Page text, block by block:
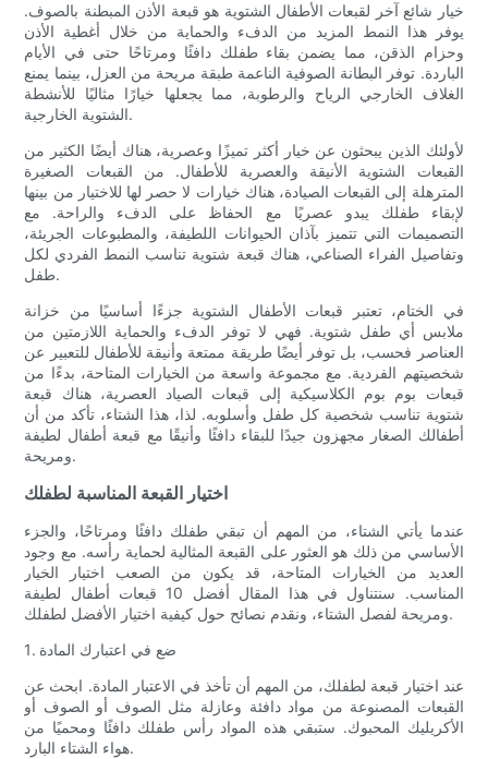
خيار شائع آخر لقبعات الأطفال الشتوية هو قبعة الأذن المبطنة بالصوف.
يوفر هذا النمط المزيد من الدفء والحماية من خلال أغطية الأذن
وحزام الذقن، مما يضمن بقاء طفلك دافئًا ومرتاحًا حتى في الأيام
الباردة. توفر البطانة الصوفية الناعمة طبقة مريحة من العزل، بينما يمنع
الغلاف الخارجي الرياح والرطوبة، مما يجعلها خيارًا مثاليًا للأنشطة
الشتوية الخارجية.
لأولئك الذين يبحثون عن خيار أكثر تميزًا وعصرية، هناك أيضًا الكثير من
القبعات الشتوية الأنيقة والعصرية للأطفال. من القبعات الصغيرة
المترهلة إلى القبعات الصيادة، هناك خيارات لا حصر لها للاختيار من بينها
لإبقاء طفلك يبدو عصريًا مع الحفاظ على الدفء والراحة. مع
التصميمات التي تتميز بآذان الحيوانات اللطيفة، والمطبوعات الجريئة،
وتفاصيل الفراء الصناعي، هناك قبعة شتوية تناسب النمط الفردي لكل
طفل.
في الختام، تعتبر قبعات الأطفال الشتوية جزءًا أساسيًا من خزانة
ملابس أي طفل شتوية. فهي لا توفر الدفء والحماية اللازمتين من
العناصر فحسب، بل توفر أيضًا طريقة ممتعة وأنيقة للأطفال للتعبير عن
شخصيتهم الفردية. مع مجموعة واسعة من الخيارات المتاحة، بدءًا من
قبعات بوم بوم الكلاسيكية إلى قبعات الصياد العصرية، هناك قبعة
شتوية تناسب شخصية كل طفل وأسلوبه. لذا، هذا الشتاء، تأكد من أن
أطفالك الصغار مجهزون جيدًا للبقاء دافئًا وأنيقًا مع قبعة أطفال لطيفة
ومريحة.
اختيار القبعة المناسبة لطفلك
عندما يأتي الشتاء، من المهم أن تبقي طفلك دافئًا ومرتاحًا، والجزء
الأساسي من ذلك هو العثور على القبعة المثالية لحماية رأسه. مع وجود
العديد من الخيارات المتاحة، قد يكون من الصعب اختيار الخيار
المناسب. سنتناول في هذا المقال أفضل 10 قبعات أطفال لطيفة
ومريحة لفصل الشتاء، ونقدم نصائح حول كيفية اختيار الأفضل لطفلك.
1. ضع في اعتبارك المادة
عند اختيار قبعة لطفلك، من المهم أن تأخذ في الاعتبار المادة. ابحث عن
القبعات المصنوعة من مواد دافئة وعازلة مثل الصوف أو الصوف أو
الأكريليك المحبوك. ستبقي هذه المواد رأس طفلك دافئًا ومحميًا من
هواء الشتاء البارد.